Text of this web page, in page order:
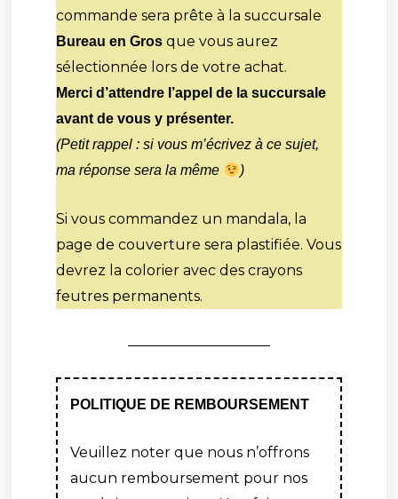
commande sera prête à la succursale
Bureau en Gros que vous aurez
sélectionnée lors de votre achat.
Merci d’attendre l’appel de la succursale
avant de vous y présenter.
(Petit rappel : si vous m’écrivez à ce sujet,
ma réponse sera la même
)
Si vous commandez un mandala, la
page de couverture sera plastifiée. Vous
devrez la colorier avec des crayons
feutres permanents.
POLITIQUE DE REMBOURSEMENT
Veuillez noter que nous n’offrons
aucun remboursement pour nos